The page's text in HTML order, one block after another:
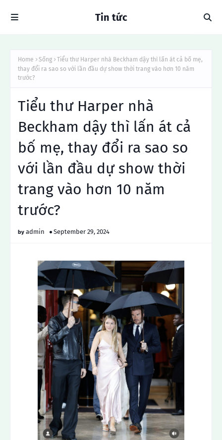
Tin tức
Home Sống
Tiểu thư Harper nhà Beckham dậy thì lấn át cả bố mẹ,
thay đổi ra sao so với lần đầu dự show thời trang vào hơn 10 năm
trước?
Tiểu thư Harper nhà
Beckham dậy thì lấn át cả
bố mẹ, thay đổi ra sao so
với lần đầu dự show thời
trang vào hơn 10 năm
trước?
admin September 29, 2024